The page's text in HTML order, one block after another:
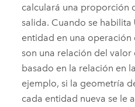
calculará una proporción
salida. Cuando se habilita
entidad en una operación
son una relación del
basado en la relación en
ejemplo, si la geometría
cada entidad nueva se le